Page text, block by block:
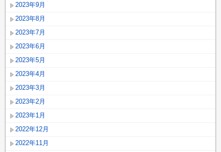
2023年9月
2023年8月
2023年7月
2023年6月
2023年5月
2023年4月
2023年3月
2023年2月
2023年1月
2022年12月
2022年11月